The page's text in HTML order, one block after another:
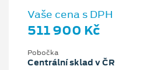
Vaše cena s DPH
511 900 Kč
Pobočka
Centrální sklad v ČR